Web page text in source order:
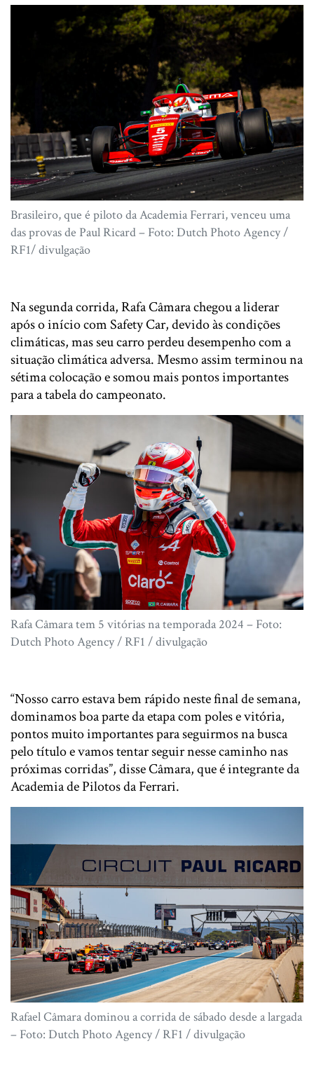
Brasileiro, que é piloto da Academia Ferrari, venceu uma
das provas de Paul Ricard – Foto: Dutch Photo Agency /
RF1/ divulgação
Na segunda corrida, Rafa Câmara chegou a liderar
após o início com Safety Car, devido às condições
climáticas, mas seu carro perdeu desempenho com a
situação climática adversa. Mesmo assim terminou na
sétima colocação e somou mais pontos importantes
para a tabela do campeonato.
Rafa Câmara tem 5 vitórias na temporada 2024 – Foto:
Dutch Photo Agency / RF1 / divulgação
“Nosso carro estava bem rápido neste final de semana,
dominamos boa parte da etapa com poles e vitória,
pontos muito importantes para seguirmos na busca
pelo título e vamos tentar seguir nesse caminho nas
próximas corridas”, disse Câmara, que é integrante da
Academia de Pilotos da Ferrari.
Rafael Câmara dominou a corrida de sábado desde a largada
– Foto: Dutch Photo Agency / RF1 / divulgação